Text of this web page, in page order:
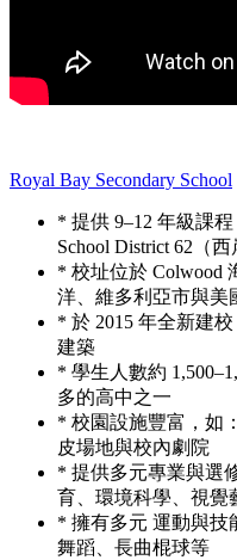
Royal Bay Secondary School
* 提供 9–12 年級課
School District 62（西
* 校址位於 Colwood
洋、維多利亞市與美
* 於 2015 年全新建
建築
* 學生人數約
多的高中之一
* 校園設施豐富，如
皮場地與校內劇院
* 提供多元專業與選
育、環境科學、視覺
* 擁有多元 運動與技
舞蹈、長曲棍球等